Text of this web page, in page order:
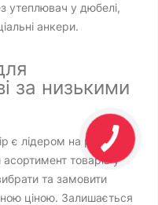
утеплювач у дюбелі,
анкери.
за низькими
є лідером на ринку
товарів у
та замовити
ціною. Залишається